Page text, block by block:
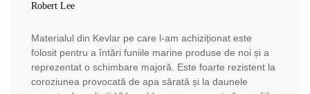
Robert Lee
Materialul din Kevlar pe care l-am achiziționat este
folosit pentru a întări funiile marine produse de noi și a
reprezentat o schimbare majoră. Este foarte rezistent la
coroziunea provocată de apa sărată și la daunele